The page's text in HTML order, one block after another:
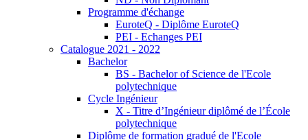
Programme d'échange
EuroteQ - Diplôme EuroteQ
PEI - Echanges PEI
Catalogue 2021 - 2022
Bachelor
BS - Bachelor of Science de l'Ecole
polytechnique
Cycle Ingénieur
X - Titre d’Ingénieur diplômé de l’École
polytechnique
Diplôme de formation gradué de l'Ecole